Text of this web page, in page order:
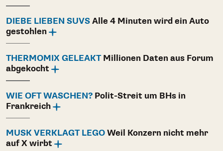
DIEBE LIEBEN SUVS Alle 4 Minuten wird ein Auto
gestohlen
THERMOMIX GELEAKTMillionen Daten aus Forum
abgekocht
WIE OFT WASCHEN? Polit-Streit um BHs in
Frankreich
MUSK VERKLAGT LEGO Weil Konzern nicht mehr
auf X wirbt